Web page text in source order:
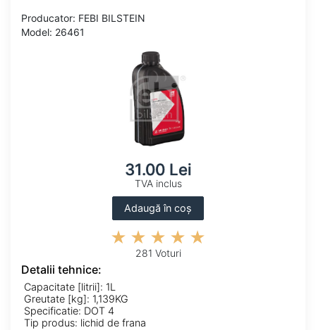
Producator: FEBI BILSTEIN
Model: 26461
31.00 Lei
TVA inclus
Adaugă în coș
281 Voturi
Detalii tehnice:
Capacitate [litrii]: 1L
Greutate [kg]: 1,139KG
Specificatie: DOT 4
Tip produs: lichid de frana